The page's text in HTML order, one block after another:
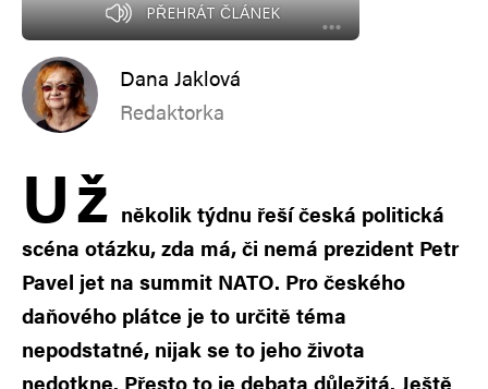
PŘEHRÁT ČLÁNEK
Dana Jaklová
Redaktorka
Už několik týdnu řeší česká politická
scéna otázku, zda má, či nemá prezident Petr
Pavel jet na summit NATO. Pro českého
daňového plátce je to určitě téma
nepodstatné, nijak se to jeho života
nedotkne. Přesto to je debata důležitá. Ještě